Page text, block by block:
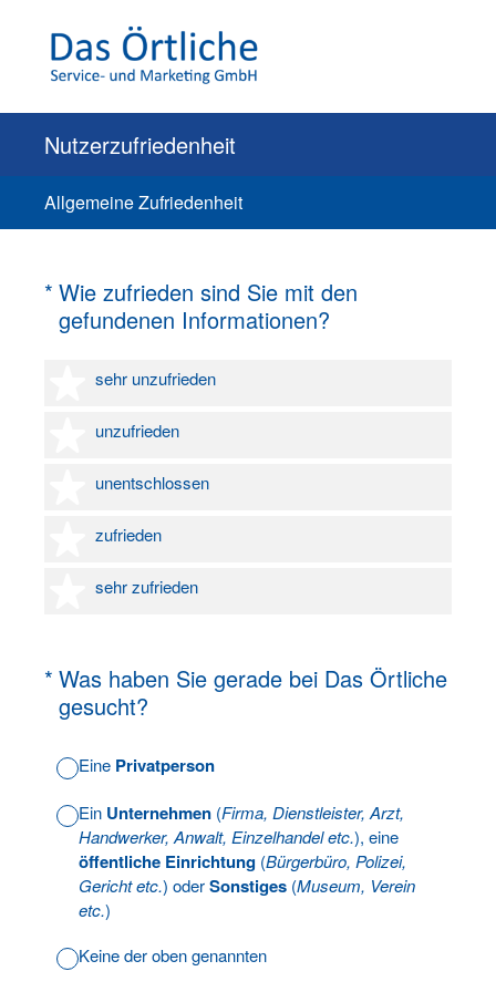
Nutzerzufriedenheit
Allgemeine Zufriedenheit
* Wie zufrieden sind Sie mit den
gefundenen Informationen?
(Erforderlich.)
sehr unzufrieden
1 Stern
unzufrieden
2 Sterne
unentschlossen
3 Sterne
zufrieden
4 Sterne
sehr zufrieden
5 Sterne
* Was haben Sie gerade bei Das Örtliche
gesucht?
(Erforderlich.)
Eine Privatperson
Ein Unternehmen (Firma, Dienstleister, Arzt,
Handwerker, Anwalt, Einzelhandel etc.), eine
öffentliche Einrichtung (Bürgerbüro, Polizei,
Gericht etc.) oderSonstiges (Museum, Verein
etc.)
Keine der oben genannten